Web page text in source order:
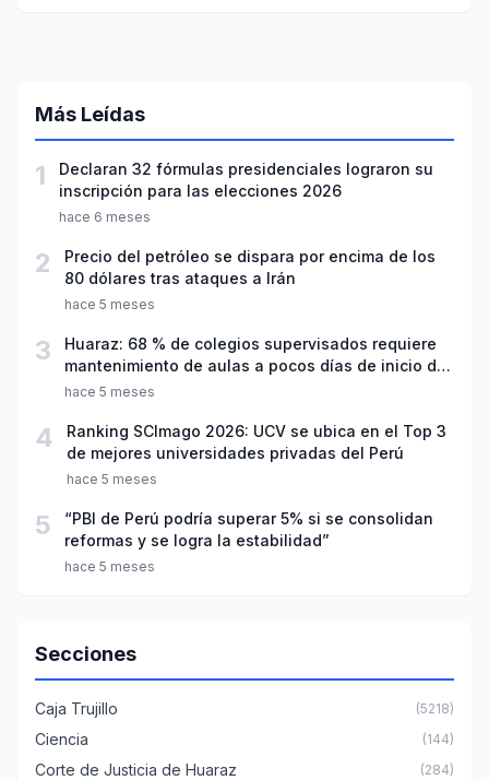
Más Leídas
1
Declaran 32 fórmulas presidenciales lograron su
inscripción para las elecciones 2026
hace 6 meses
2
Precio del petróleo se dispara por encima de los
80 dólares tras ataques a Irán
hace 5 meses
3
Huaraz: 68 % de colegios supervisados requiere
mantenimiento de aulas a pocos días de inicio del
año escolar 2026
hace 5 meses
4
Ranking SCImago 2026: UCV se ubica en el Top 3
de mejores universidades privadas del Perú
hace 5 meses
5
“PBI de Perú podría superar 5% si se consolidan
reformas y se logra la estabilidad”
hace 5 meses
Secciones
Caja Trujillo (5218)
Ciencia (144)
Corte de Justicia de Huaraz (284)